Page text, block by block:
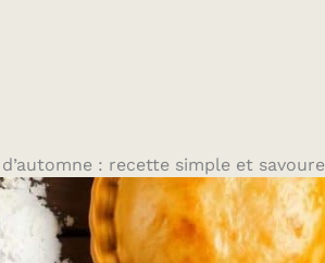
: recette simple et